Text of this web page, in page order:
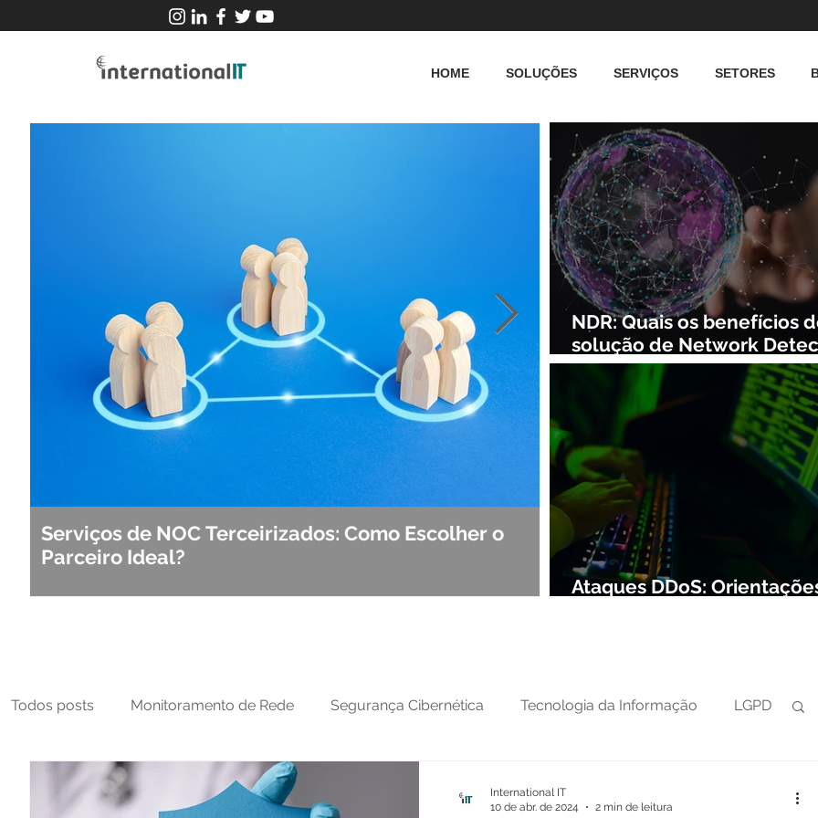
HOME SOLUÇÕES SERVIÇOS SETORES
NDR: Quais os benefícios
solução de Network
and Response?
Ataques DDoS:
Serviços de NOC Terceirizados: Como Escolher o
Parceiro Ideal?
Observabilidade e NOC:
Segurança de Redes
Todos posts Monitoramento de Rede Segurança Cibernética Tecnologia da Informação LGPD
MFT NOC Tecnologia Operacional
International IT
10 de abr. de 2024
2 min de leitura